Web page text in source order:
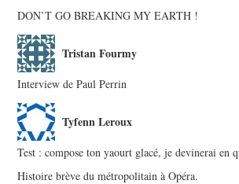
DON’T GO BREAKING MY EARTH !
Tristan Fourmy
Interview de Paul Perrin
Tyfenn Leroux
Test : compose ton yaourt glacé, je devinerai en
Histoire brève du métropolitain à Opéra.